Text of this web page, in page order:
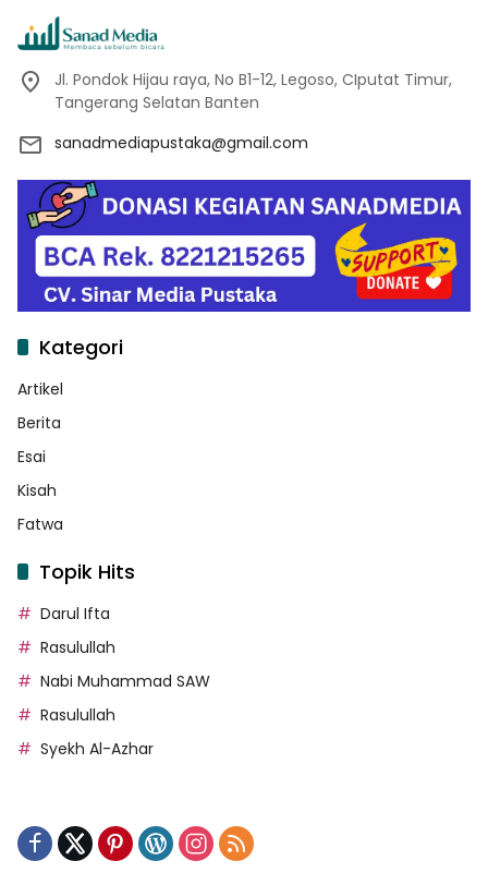
Jl. Pondok Hijau raya, No B1-12, Legoso, CIputat Timur,
Tangerang Selatan Banten
sanadmediapustaka@gmail.com
Kategori
Artikel
Berita
Esai
Kisah
Fatwa
Topik Hits
Darul Ifta
Rasulullah
Nabi Muhammad SAW
Rasulullah
Syekh Al-Azhar